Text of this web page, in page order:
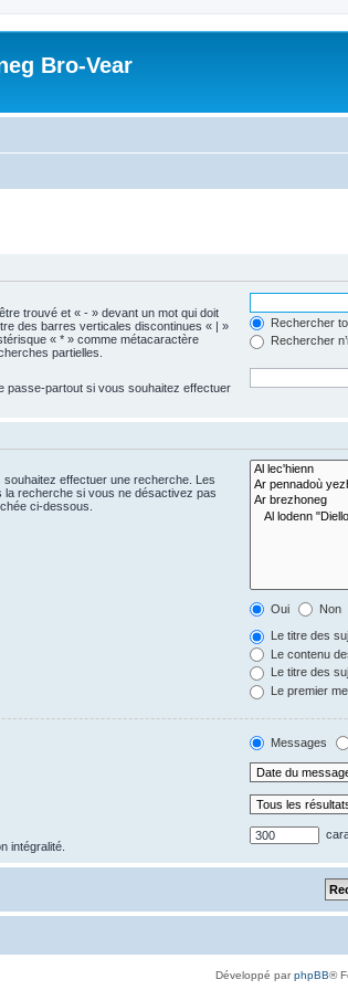
Bro-Vear
trouvé et « - » devant un mot qui doit
des barres verticales discontinues « | »
« * » comme métacaractère
partielles.
Rechercher
Rechercher
passe-partout si vous souhaitez effectuer
effectuer une recherche. Les
recherche si vous ne désactivez pas
ci-dessous.
Oui Non
Le titre des
Le contenu
Le titre des
Le premier
Messages
intégralité.
Développé parphpBB®